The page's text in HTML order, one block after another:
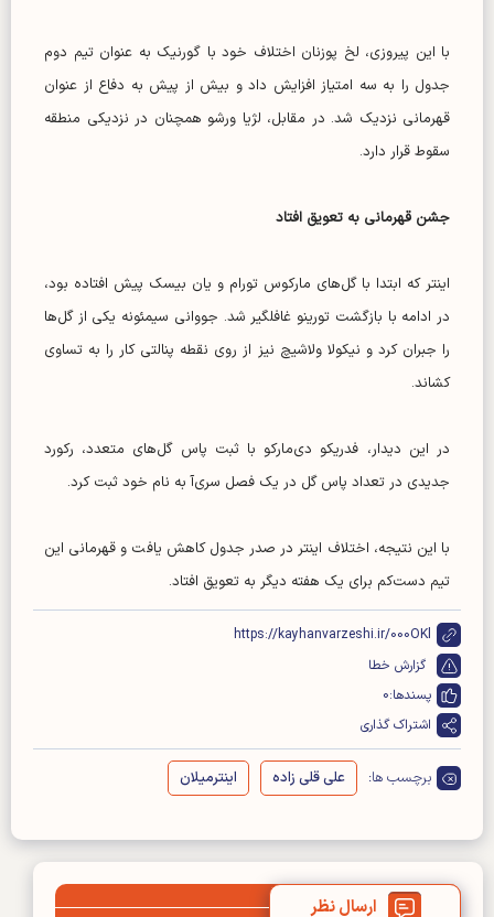
با این پیروزی، لخ پوزنان اختلاف خود با گورنیک به عنوان تیم دوم
جدول را به سه امتیاز افزایش داد و بیش از پیش به دفاع از عنوان
قهرمانی نزدیک شد. در مقابل، لژیا ورشو همچنان در نزدیکی منطقه
سقوط قرار دارد.
جشن قهرمانی به تعویق افتاد
اینتر که ابتدا با گل‌های مارکوس تورام و یان بیسک پیش افتاده بود،
در ادامه با بازگشت تورینو غافلگیر شد. جووانی سیمئونه یکی از گل‌ها
را جبران کرد و نیکولا ولاشیچ نیز از روی نقطه پنالتی کار را به تساوی
کشاند.
در این دیدار، فدریکو دی‌مارکو با ثبت پاس گل‌های متعدد، رکورد
جدیدی در تعداد پاس گل در یک فصل سری‌آ به نام خود ثبت کرد.
با این نتیجه، اختلاف اینتر در صدر جدول کاهش یافت و قهرمانی این
تیم دست‌کم برای یک هفته دیگر به تعویق افتاد.
https://kayhanvarzeshi.ir/000OKl
گزارش خطا
پسندها:0
اشتراک گذاری
برچسب ها: علی قلی زاده اینترمیلان
ارسال نظر